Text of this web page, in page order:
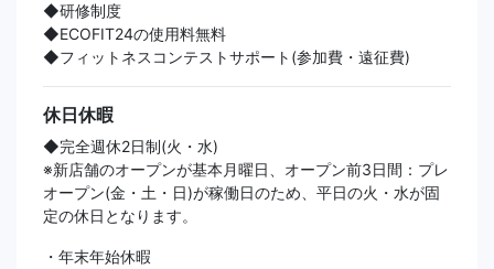
◆研修制度
◆ECOFIT24の使用料無料
◆フィットネスコンテストサポート(参加費・遠征費)
休日休暇
◆完全週休2日制(火・水)
※新店舗のオープンが基本月曜日、オープン前3日間：プレ
オープン(金・土・日)が稼働日のため、平日の火・水が固
定の休日となります。
・年末年始休暇